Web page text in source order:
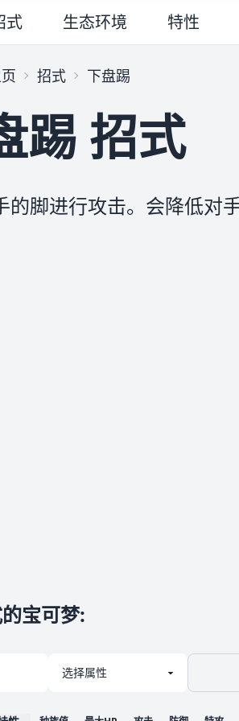
式 生态环境 特性
招式 下盘踢
踢 招式
的脚进行攻击。会降低对
宝可梦: